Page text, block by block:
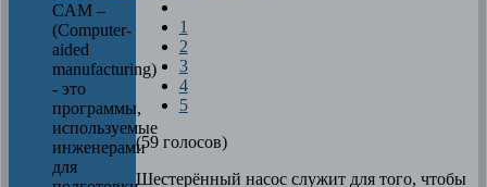
1
2
3
4
5
(59 голосов)
Шестерённый насос служит для того, чтобы
CAM –
(Computer-
aided
manufacturing)
- это
программы,
используемые
инженерами
для